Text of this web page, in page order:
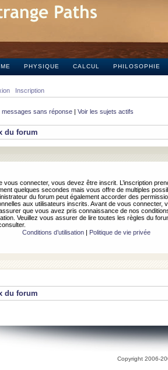
PHYSIQUE CALCUL PHILOSOPHIE
Inscription
messages sans réponse | Voir les sujets actifs
du forum
vous connecter, vous devez être inscrit. L’inscription
quelques secondes mais vous offre de multiples
du forum peut également accorder des
aux utilisateurs inscrits. Avant de vous connecter,
que vous avez pris connaissance de nos
Veuillez vous assurer de lire toutes les règles du
Conditions d’utilisation| Politique de vie privée
du forum
Copyright 2006-